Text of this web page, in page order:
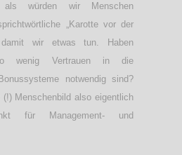
würden wir Menschen
„Karotte vor der
damit wir etwas tun. Haben
so wenig Vertrauen in die
notwendig sind?
Menschenbild also eigentlich
für
Management- und